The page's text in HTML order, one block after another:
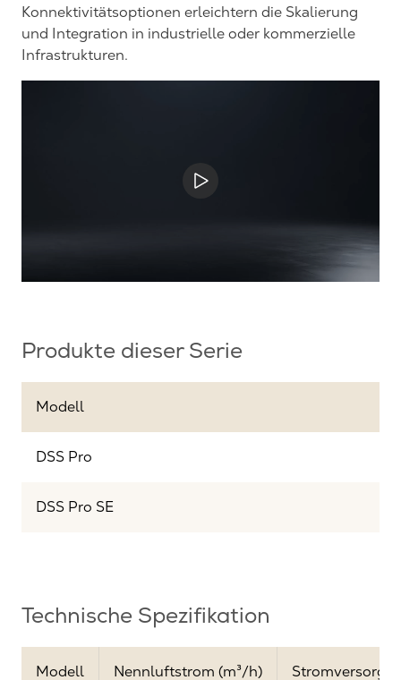
Konnektivitätsoptionen erleichtern die Skalierung
und Integration in industrielle oder kommerzielle
Infrastrukturen.
Produkte dieser Serie
Modell
DSS Pro
DSS Pro SE
Technische Spezifikation
Modell Nennluftstrom (m³/h)